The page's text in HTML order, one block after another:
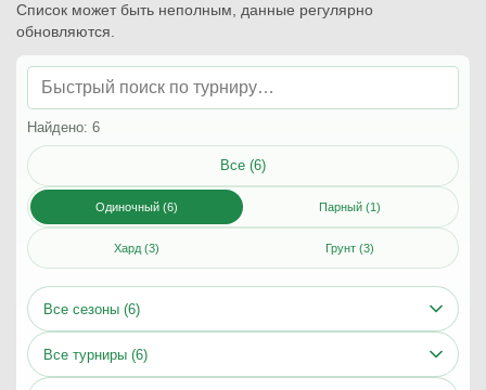
Список может быть неполным, данные регулярно
обновляются.
Найдено: 6
Все (6)
Одиночный (6) Парный (1)
Хард (3) Грунт (3)
Все сезоны (6)
Все турниры (6)